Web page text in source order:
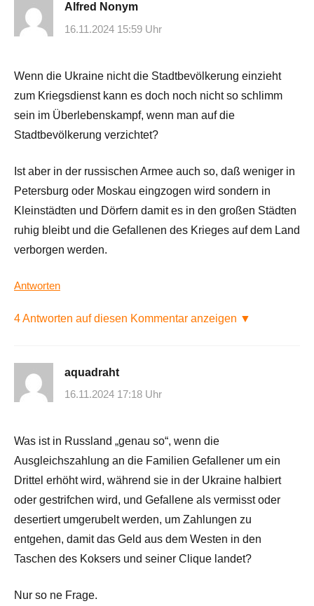
Alfred Nonym
16.11.2024 15:59 Uhr
Wenn die Ukraine nicht die Stadtbevölkerung einzieht
zum Kriegsdienst kann es doch noch nicht so schlimm
sein im Überlebenskampf, wenn man auf die
Stadtbevölkerung verzichtet?
Ist aber in der russischen Armee auch so, daß weniger in
Petersburg oder Moskau eingzogen wird sondern in
Kleinstädten und Dörfern damit es in den großen Städten
ruhig bleibt und die Gefallenen des Krieges auf dem Land
verborgen werden.
Antworten
4 Antworten auf diesen Kommentar anzeigen ▼
aquadraht
16.11.2024 17:18 Uhr
Was ist in Russland „genau so“, wenn die
Ausgleichszahlung an die Familien Gefallener um ein
Drittel erhöht wird, während sie in der Ukraine halbiert
oder gestrifchen wird, und Gefallene als vermisst oder
desertiert umgerubelt werden, um Zahlungen zu
entgehen, damit das Geld aus dem Westen in den
Taschen des Koksers und seiner Clique landet?
Nur so ne Frage.